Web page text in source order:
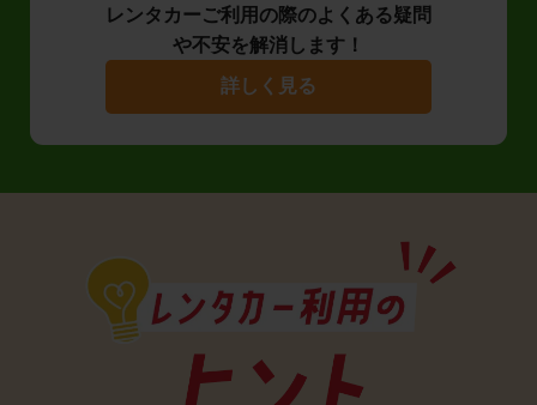
レンタカーご利用の際のよくある疑問
や不安を解消します！
詳しく見る